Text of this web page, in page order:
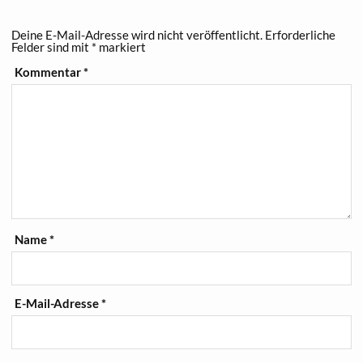
Deine E-Mail-Adresse wird nicht veröffentlicht. Erforderliche
Felder sind mit * markiert
Kommentar*
Name*
E-Mail-Adresse*